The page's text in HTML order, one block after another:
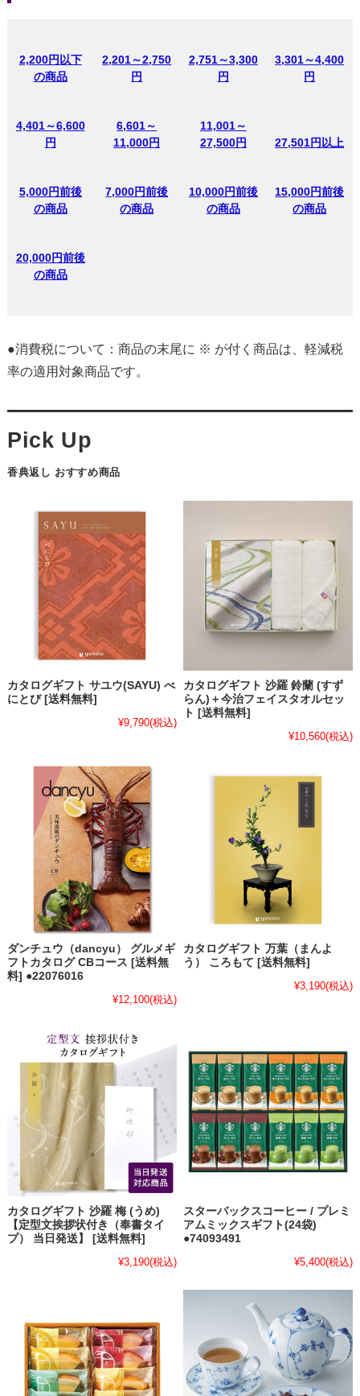
2,200円以下
の商品
2,201～2,750
円
2,751～3,300
円
3,301～4,400
円
4,401～6,600
円
6,601～
11,000円
11,001～
27,500円
27,501円以上
5,000円前後
の商品
7,000円前後
の商品
10,000円前後
の商品
15,000円前後
の商品
20,000円前後
の商品
●消費税について：商品の末尾に ※ が付く商品は、軽減税
率の適用対象商品です。
香典返し おすすめ商品
カタログギフト サユウ(SAYU) べ
にとび [送料無料]
¥9,790(税込)
カタログギフト 沙羅 鈴蘭 (すず
らん)＋今治フェイスタオルセッ
ト [送料無料]
¥10,560(税込)
ダンチュウ（dancyu） グルメギ
フトカタログ CBコース [送料無
料] ●22076016
¥12,100(税込)
カタログギフト 万葉（まんよ
う） ころもて [送料無料]
¥3,190(税込)
カタログギフト 沙羅 梅 (うめ)
【定型文挨拶状付き（奉書タイ
プ） 当日発送】 [送料無料]
¥3,190(税込)
スターバックスコーヒー / プレミ
アムミックスギフト(24袋)
●74093491
¥5,400(税込)